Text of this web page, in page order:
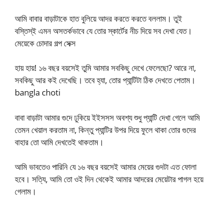
আমি বাবার বাড়াটাকে হাত বুলিয়ে আদর করতে করতে বললাম। তুই
বস্তিস্ই এমন অসতর্কভাবে যে তোর স্কার্টের নীচ দিয়ে সব দেখা যেত।
মেয়েকে চোদার গল্প সেক্স
হায় হায়! ১৬ বছর বয়সেই তুমি আমার সবকিছু দেখে ফেলেছো? আরে না,
সবকিছু আর কই দেখেছি। তবে হ্যা, তোর প্যান্টিটা ঠিক দেখতে পেতাম।
bangla choti
বাবা বাড়াটা আমার গুদে ঢুকিয়ে ইইসসস অবশ্য শুধু প্যান্টি দেখা গেলে আমি
তেমন খেয়াল করতাম না, কিন্তু প্যান্টির উপর দিয়ে ফুলে থাকা তোর গুদের
বাহার তো আমি দেখতেই থাকতাম।
আমি ভাবতেও পারিনি যে ১৬ বছর বয়সেই আমার মেয়ের গুদটা এত ফোলা
হবে। সত্যি, আমি তো ওই দিন থেকেই আমার আদরের মেয়েটার পাগল হয়ে
গেলাম।